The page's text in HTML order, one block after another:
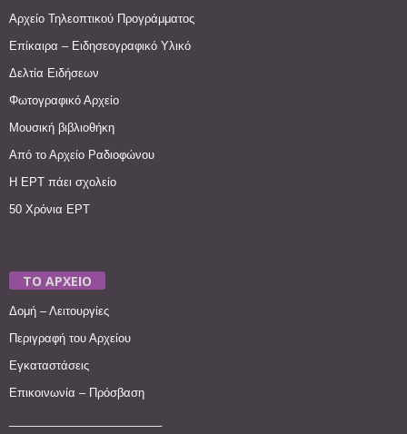
Αρχείο Τηλεοπτικού Προγράμματος
Επίκαιρα – Ειδησεογραφικό Υλικό
Δελτία Ειδήσεων
Φωτογραφικό Αρχείο
Μουσική βιβλιοθήκη
Από το Αρχείο Ραδιοφώνου
Η ΕΡΤ πάει σχολείο
50 Χρόνια ΕΡΤ
ΤΟ ΑΡΧΕΙΟ
Δομή – Λειτουργίες
Περιγραφή του Αρχείου
Εγκαταστάσεις
Επικοινωνία – Πρόσβαση